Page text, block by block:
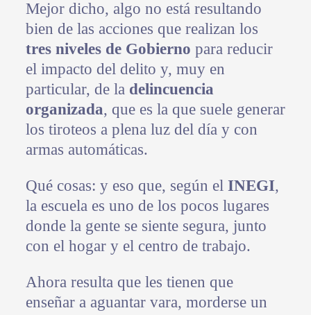
Mejor dicho, algo no está resultando
bien de las acciones que realizan los
tres niveles de Gobierno para reducir
el impacto del delito y, muy en
particular, de la delincuencia
organizada, que es la que suele generar
los tiroteos a plena luz del día y con
armas automáticas.
Qué cosas: y eso que, según el INEGI,
la escuela es uno de los pocos lugares
donde la gente se siente segura, junto
con el hogar y el centro de trabajo.
Ahora resulta que les tienen que
enseñar a aguantar vara, morderse un